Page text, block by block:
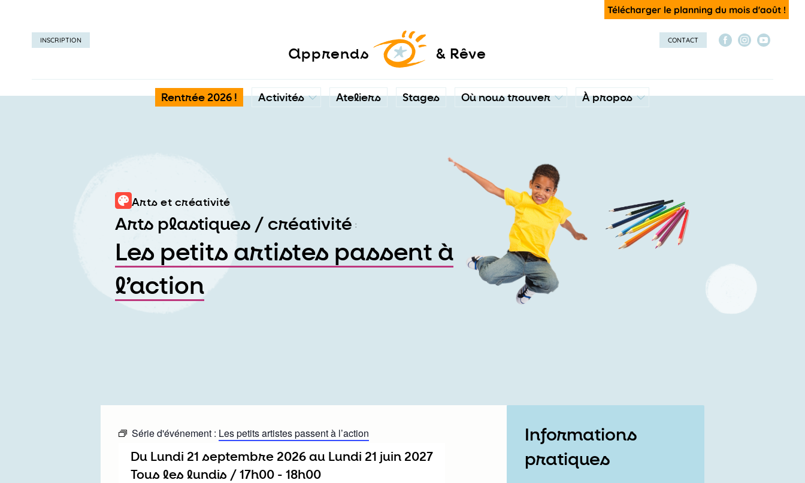
Télécharger le planning du mois d'août !
apprends & Rêve
Rentrée 2026 ! Activités Ateliers Stages Où nous trouver À propos
CONTACT
INSCRIPTION
Arts et créativité
Arts plastiques / créativité :
Les petits artistes passent à
l’action
Série d'événement : Les petits artistes passent à l’action
Du lundi 21 septembre 2026 au
lundi 21 juin 2027
Tous les lundis / 17h00 - 18h00
Informations
pratiques